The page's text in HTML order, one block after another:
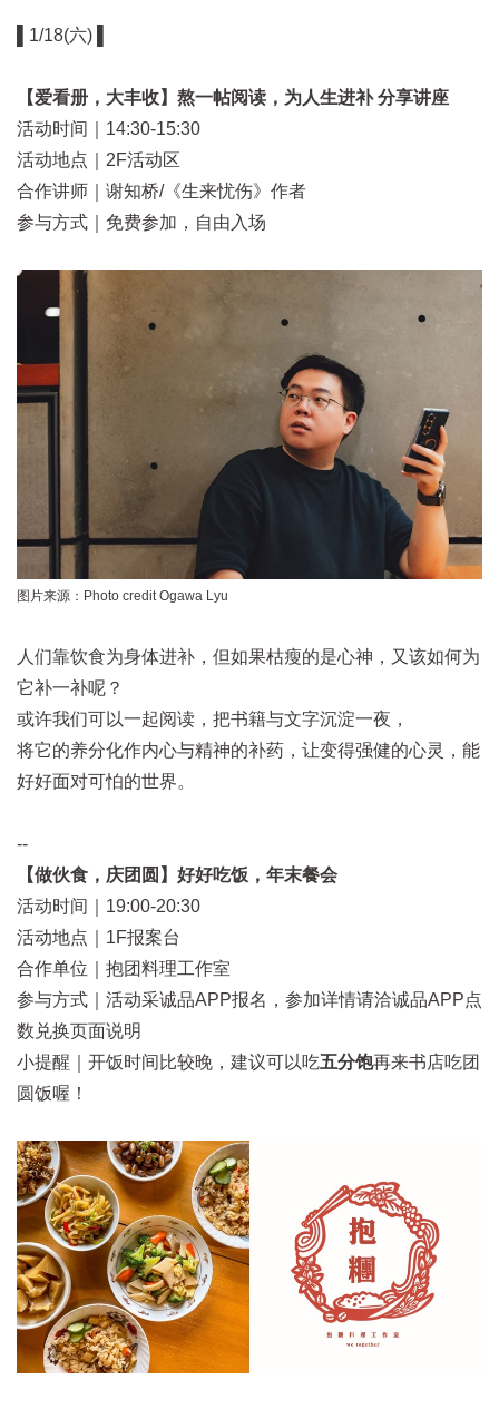
▌1/18(六) ▌
【爱看册，大丰收】熬一帖阅读，为人生进补 分享讲座
活动时间｜14:30-15:30
活动地点｜2F活动区
合作讲师｜谢知桥/《生来忧伤》作者
参与方式｜免费参加，自由入场
图片来源：Photo credit Ogawa Lyu
人们靠饮食为身体进补，但如果枯瘦的是心神，又该如何为
它补一补呢？
或许我们可以一起阅读，把书籍与文字沉淀一夜，
将它的养分化作内心与精神的补药，让变得强健的心灵，能
好好面对可怕的世界。
--
【做伙食，庆团圆】好好吃饭，年末餐会
活动时间｜19:00-20:30
活动地点｜1F报案台
合作单位｜抱团料理工作室
参与方式｜活动采诚品APP报名，参加详情请洽诚品APP点
数兑换页面说明
小提醒｜开饭时间比较晚，建议可以吃五分饱再来书店吃团
圆饭喔！